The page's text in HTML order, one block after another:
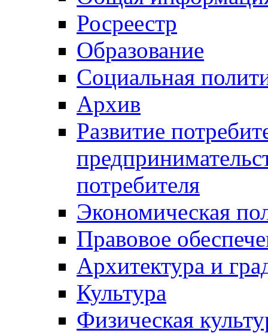
Росреестр
Образование
Социальная
Архив
Развитие
потребителя
Экономическая
Правовое
Архитектура и
Культура
Физическая